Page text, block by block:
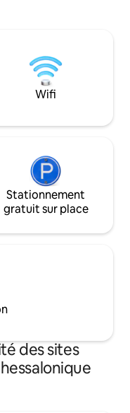
de la ville,
insonorisé des
pour les couples,
solitaires, les
Wifi
Stationnement
gratuit sur place
des sites